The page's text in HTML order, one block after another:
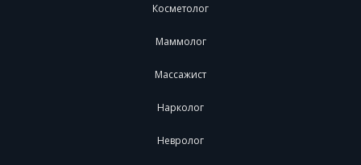
Косметолог
Маммолог
Массажист
Нарколог
Невролог